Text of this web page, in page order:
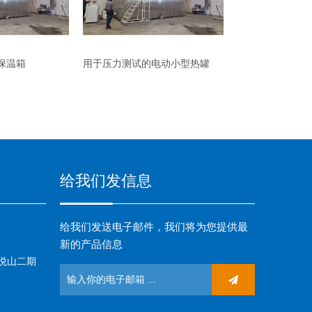
温箱 用于压力测试的电动小型热罐
山二期
给我们发信息
给我们发送电子邮件，我们将为您提供最
新的产品信息